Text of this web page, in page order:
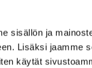
sisällön ja
Lisäksi jaamme
käytät
voidaan
laitteiston
tekee niistä